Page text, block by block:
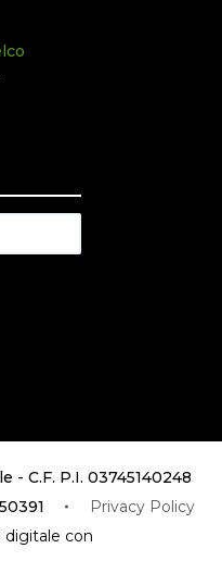
- C.F. P.I. 03745140248
Privacy Policy
digitale con